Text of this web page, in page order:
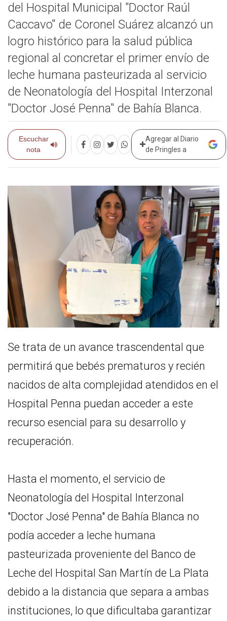
del Hospital Municipal "Doctor Raúl
Caccavo" de Coronel Suárez alcanzó un
logro histórico para la salud pública
regional al concretar el primer envío de
leche humana pasteurizada al servicio
de Neonatología del Hospital Interzonal
"Doctor José Penna" de Bahía Blanca.
Escuchar
nota
Agregar al Diario
de Pringles a
Se trata de un avance trascendental que
permitirá que bebés prematuros y recién
nacidos de alta complejidad atendidos en el
Hospital Penna puedan acceder a este
recurso esencial para su desarrollo y
recuperación.
Hasta el momento, el servicio de
Neonatología del Hospital Interzonal
"Doctor José Penna" de Bahía Blanca no
podía acceder a leche humana
pasteurizada proveniente del Banco de
Leche del Hospital San Martín de La Plata
debido a la distancia que separa a ambas
instituciones, lo que dificultaba garantizar